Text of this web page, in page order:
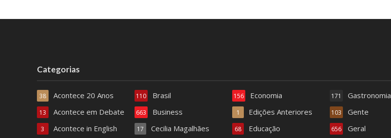
Categorias
Acontece 20 Anos
38
Acontece em Debate
13
Acontece in English
3
Brasil
110
Business
663
Cecilia Magalhães
17
Economia
156
Edições Anteriores
1
Educação
68
Gastronomia
171
Gente
103
Geral
656